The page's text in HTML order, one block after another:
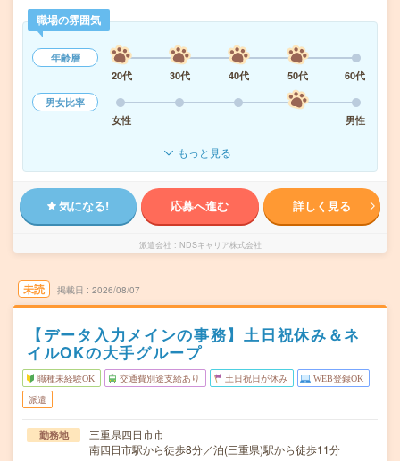
職場の雰囲気
年齢層
20代
30代 40代 50代
60代
男女比率
女性
男性
もっと見る
気になる! 応募へ進む 詳しく見る
派遣会社 NDSキャリア株式会社
未読 掲載日 2026/08/07
【データ入力メインの事務】土日祝休み＆ネ
イルOKの大手グループ
職種未経験OK 交通費別途支給あり 土日祝日が休み WEB登録OK
派遣
勤務地
三重県四日市市
南四日市駅から徒歩8分／泊(三重県)駅から徒歩11分